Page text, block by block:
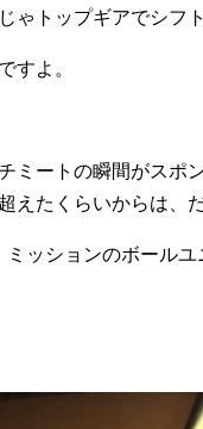
ゃトップギアでシフ
すよ。
ミートの瞬間がスポ
えたくらいからは、
ッションのボールユ